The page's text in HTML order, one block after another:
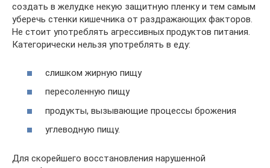
создать в желудке некую защитную пленку и тем самым
уберечь стенки кишечника от раздражающих факторов.
Не стоит употреблять агрессивных продуктов питания.
Категорически нельзя употреблять в еду:
слишком жирную пищу
пересоленную пищу
продукты, вызывающие процессы брожения
углеводную пищу.
Для скорейшего восстановления нарушенной